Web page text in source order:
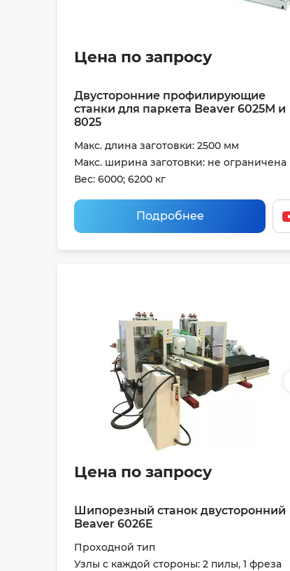
Цена по запросу
Двусторонние профилирующие
станки для паркета Beaver 6025М и
8025
Макс. длина заготовки: 2500 мм
Макс. ширина заготовки: не ограничена
Вес: 6000; 6200 кг
Подробнее
Цена по запросу
Шипорезный станок двусторонний
Beaver 6026E
Проходной тип
Узлы с каждой стороны: 2 пилы, 1 фреза